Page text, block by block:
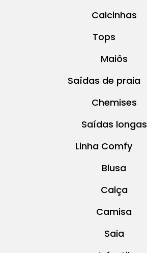
Calcinhas
Tops
Maiôs
Saídas de praia
Chemises
Saídas longas
Linha Comfy
Blusa
Calça
Camisa
Saia